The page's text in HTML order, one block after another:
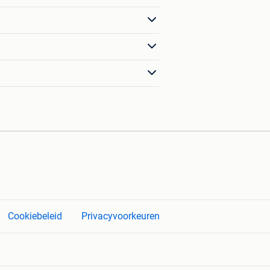
Cookiebeleid Privacyvoorkeuren